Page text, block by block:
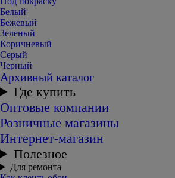
Белый
Бежевый
Зеленый
Коричневый
Серый
Черный
Архивный каталог
Где купить
Оптовые компании
Розничные магазины
Интернет-магазин
Полезное
Для ремонта